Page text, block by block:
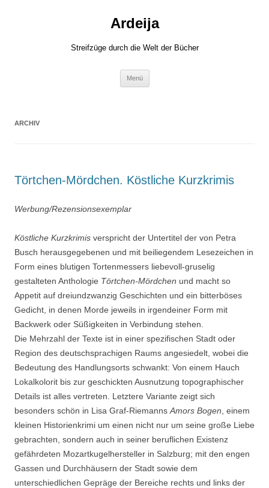
Ardeija
Streifzüge durch die Welt der Bücher
Menü
ARCHIV
Törtchen-Mördchen. Köstliche Kurzkrimis
Werbung/Rezensionsexemplar
Köstliche Kurzkrimis verspricht der Untertitel der von Petra
Busch herausgegebenen und mit beiliegendem Lesezeichen in
Form eines blutigen Tortenmessers liebevoll-gruselig
gestalteten Anthologie Törtchen-Mördchen und macht so
Appetit auf dreiundzwanzig Geschichten und ein bitterböses
Gedicht, in denen Morde jeweils in irgendeiner Form mit
Backwerk oder Süßigkeiten in Verbindung stehen.
Die Mehrzahl der Texte ist in einer spezifischen Stadt oder
Region des deutschsprachigen Raums angesiedelt, wobei die
Bedeutung des Handlungsorts schwankt: Von einem Hauch
Lokalkolorit bis zur geschickten Ausnutzung topographischer
Details ist alles vertreten. Letztere Variante zeigt sich
besonders schön in Lisa Graf-Riemanns Amors Bogen , einem
kleinen Historienkrimi um einen nicht nur um seine große Liebe
gebrachten, sondern auch in seiner beruflichen Existenz
gefährdeten Mozartkugelhersteller in Salzburg; mit den engen
Gassen und Durchhäusern der Stadt sowie dem
unterschiedlichen Gepräge der Bereiche rechts und links der